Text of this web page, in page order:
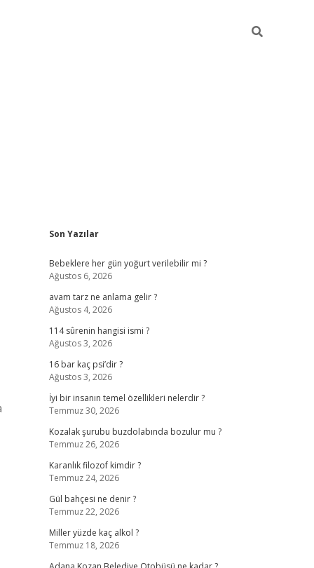
Sidebar
Son Yazılar
Bebeklere her gün yoğurt verilebilir mi ?
Ağustos 6, 2026
avam tarz ne anlama gelir ?
Ağustos 4, 2026
114 sûrenin hangisi ismi ?
Ağustos 3, 2026
16 bar kaç psi’dir ?
Ağustos 3, 2026
İyi bir insanın temel özellikleri nelerdir ?
Temmuz 30, 2026
Kozalak şurubu buzdolabında bozulur mu ?
Temmuz 26, 2026
Karanlık filozof kimdir ?
Temmuz 24, 2026
Gül bahçesi ne denir ?
Temmuz 22, 2026
Miller yüzde kaç alkol ?
Temmuz 18, 2026